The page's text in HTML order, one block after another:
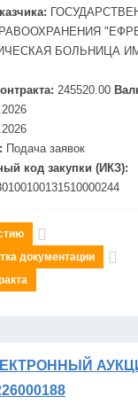
"
БОЛЬНИЦА
245520.00
Подача заявок
код закупки (ИКЗ):
документации